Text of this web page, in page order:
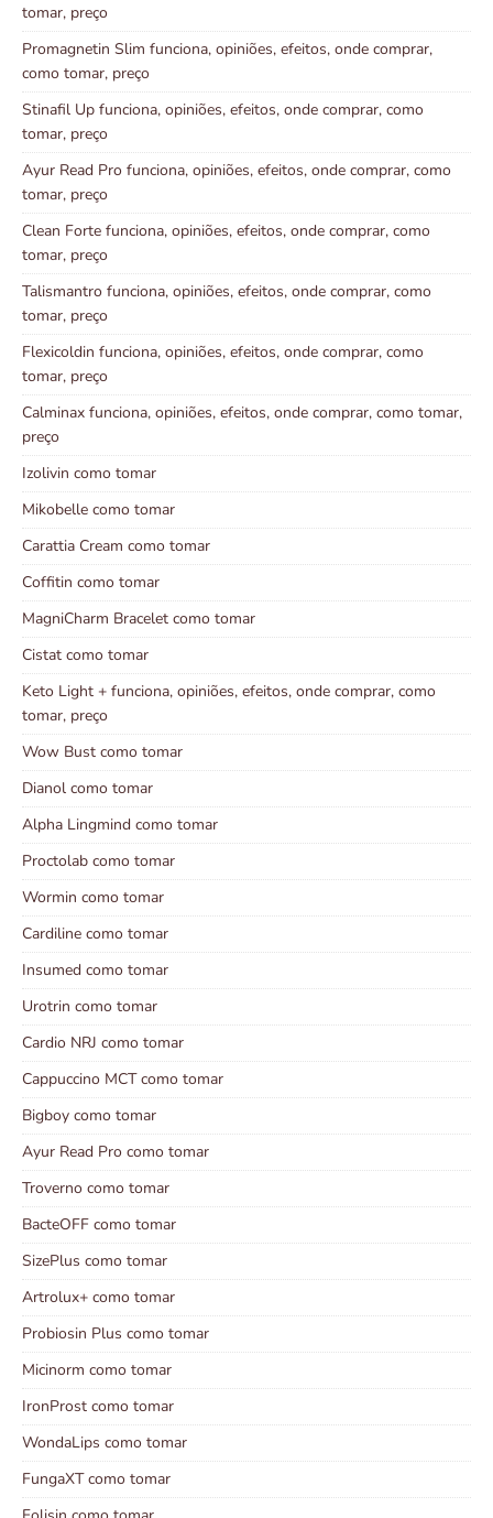
tomar, preço
Promagnetin Slim funciona, opiniões, efeitos, onde comprar,
como tomar, preço
Stinafil Up funciona, opiniões, efeitos, onde comprar, como
tomar, preço
Ayur Read Pro funciona, opiniões, efeitos, onde comprar, como
tomar, preço
Clean Forte funciona, opiniões, efeitos, onde comprar, como
tomar, preço
Talismantro funciona, opiniões, efeitos, onde comprar, como
tomar, preço
Flexicoldin funciona, opiniões, efeitos, onde comprar, como
tomar, preço
Calminax funciona, opiniões, efeitos, onde comprar, como tomar,
preço
Izolivin como tomar
Mikobelle como tomar
Carattia Cream como tomar
Coffitin como tomar
MagniCharm Bracelet como tomar
Cistat como tomar
Keto Light + funciona, opiniões, efeitos, onde comprar, como
tomar, preço
Wow Bust como tomar
Dianol como tomar
Alpha Lingmind como tomar
Proctolab como tomar
Wormin como tomar
Cardiline como tomar
Insumed como tomar
Urotrin como tomar
Cardio NRJ como tomar
Cappuccino MCT como tomar
Bigboy como tomar
Ayur Read Pro como tomar
Troverno como tomar
BacteOFF como tomar
SizePlus como tomar
Artrolux+ como tomar
Probiosin Plus como tomar
Micinorm como tomar
IronProst como tomar
WondaLips como tomar
FungaXT como tomar